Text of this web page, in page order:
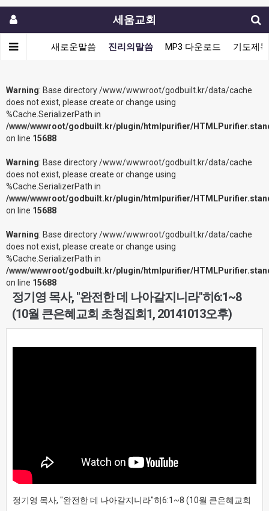
세움교회
새로운말씀 진리의말씀 MP3 다운로드 기도제목
Warning: Base directory /www/wwwroot/godbuilt.kr/data/cache
does not exist, please create or change using
%Cache.SerializerPath in
/www/wwwroot/godbuilt.kr/plugin/htmlpurifier/
on line 15688
Warning: Base directory /www/wwwroot/godbuilt.kr/data/cache
does not exist, please create or change using
%Cache.SerializerPath in
/www/wwwroot/godbuilt.kr/plugin/htmlpurifier/
on line 15688
Warning: Base directory /www/wwwroot/godbuilt.kr/data/cache
does not exist, please create or change using
%Cache.SerializerPath in
/www/wwwroot/godbuilt.kr/plugin/htmlpurifier/
on line 15688
정기영 목사, "완전한 데 나아갈지니라"히6:1~8
(10월 큰은혜교회 초청집회1, 20141013오후)
정기영 목사, "완전한 데 나아갈지니라"히6:1~8 (10월 큰은혜교회